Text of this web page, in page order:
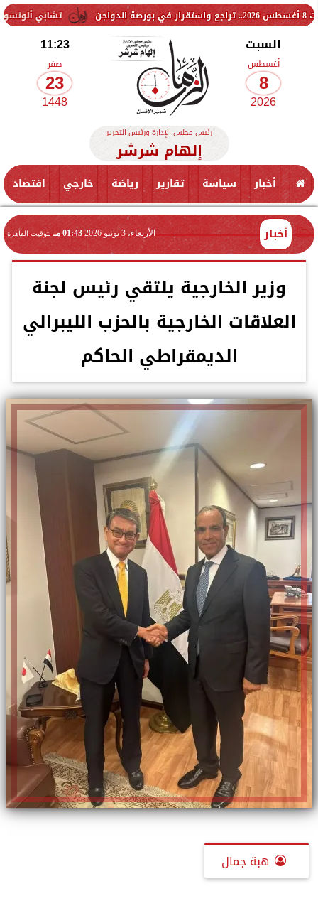
تشابي ألونسو يحسم
السبت
أغسطس
8
2026
11:23
صفر
23
1448
رئيس مجلس الإدارة ورئيس التحرير
إلهام شرشر
أخبار سياسة تقارير رياضة خارجي اقتصاد
أخبار الأربعاء، 3 يونيو 2026 01:43 مـ بتوقيت القاهرة
وزير الخارجية يلتقي رئيس لجنة
العلاقات الخارجية بالحزب الليبرالي
الديمقراطي الحاكم
هبة جمال